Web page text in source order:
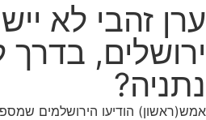
ערן זהבי לא
ירושלים, בדרך
נתניה?
אמש(ראשון) הודיעו הירושלמים שמספר 7 לא יגיע